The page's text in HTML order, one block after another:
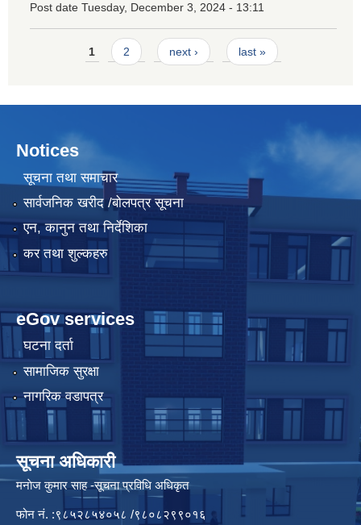
Post date Tuesday, December 3, 2024 - 13:11
Pages1 2 next › last »
Notices
सूचना तथा समाचार
सार्वजनिक खरीद /बोलपत्र सूचना
एन, कानुन तथा निर्देशिका
कर तथा शुल्कहरु
eGov services
घटना दर्ता
सामाजिक सुरक्षा
नागरिक वडापत्र
सूचना अधिकारी
मनाेज कुमार साह -सूचना प्रविधि अधिकृत
फोन नं. :९८५२८५४०५८ /९८०८२९९०१६